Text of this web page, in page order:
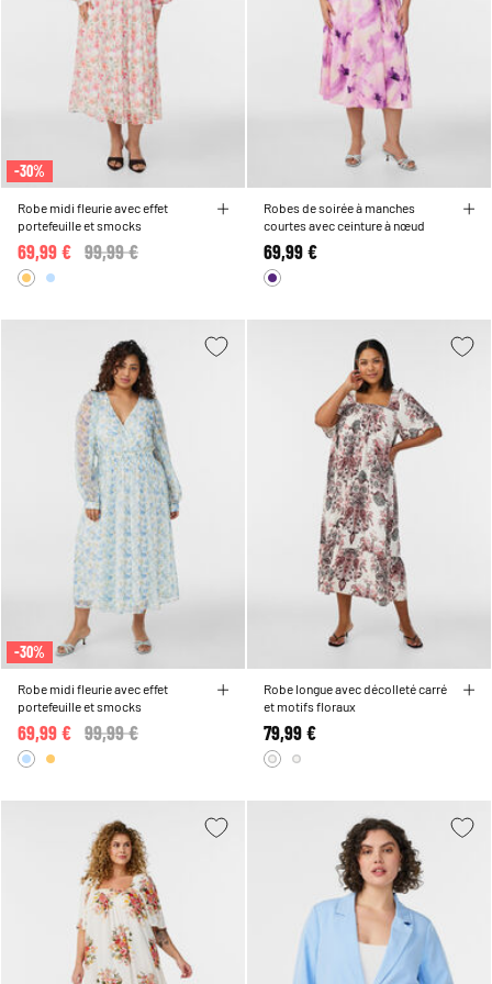
-30%
Robe midi fleurie avec effet
portefeuille et smocks
Price reduced from
99,99 €
69,99 €
Robes de soirée à manches
courtes avec ceinture à nœud
69,99 €
-30%
Robe midi fleurie avec effet
portefeuille et smocks
Price reduced from
99,99 €
69,99 €
Robe longue avec décolleté carré
et motifs floraux
79,99 €